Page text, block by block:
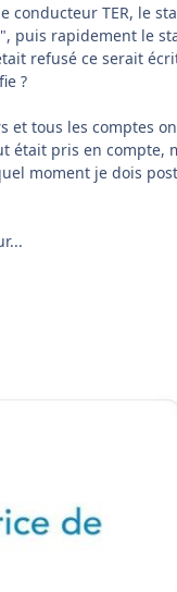
conducteur TER, le
puis rapidement le
refusé ce serait
?
et tous les comptes
était pris en compte,
moment je dois